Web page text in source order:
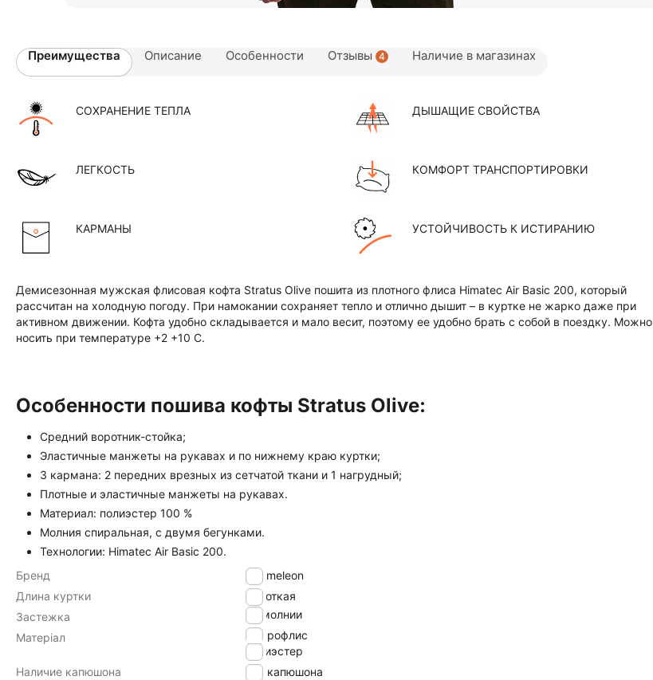
Преимущества Описание Особенности Отзывы 4 Наличие в магазинах
СОХРАНЕНИЕ ТЕПЛА ДЫШАЩИЕ СВОЙСТВА
ЛЕГКОСТЬ КОМФОРТ ТРАНСПОРТИРОВКИ
КАРМАНЫ УСТОЙЧИВОСТЬ К ИСТИРАНИЮ
Демисезонная мужская флисовая кофта Stratus Olive пошита из плотного флиса Himatec Air Basic 200, который
рассчитан на холодную погоду. При намокании сохраняет тепло и отлично дышит – в куртке не жарко даже при
активном движении. Кофта удобно складывается и мало весит, поэтому ее удобно брать с собой в поездку. Можно
носить при температуре +2 +10 С.
Особенности пошива кофты Stratus Olive:
Средний воротник-стойка;
Эластичные манжеты на рукавах и по нижнему краю куртки;
3 кармана: 2 передних врезных из сетчатой ткани и 1 нагрудный;
Плотные и эластичные манжеты на рукавах.
Материал: полиэстер 100 %
Молния спиральная, с двумя бегунками.
Технологии: Himatec Air Basic 200.
Бренд
Chameleon
Длина куртки
Короткая
Застежка
на молнии
Матеріал
микрофлис
полиэстер
Наличие капюшона
без капюшона